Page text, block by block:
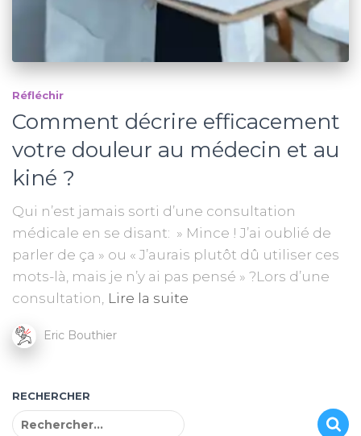
Réfléchir
Comment décrire efficacement
votre douleur au médecin et au
kiné ?
Qui n’est jamais sorti d’une consultation
médicale en se disant: » Mince ! J’ai oublié de
parler de ça » ou « J’aurais plutôt dû utiliser ces
mots-là, mais je n’y ai pas pensé » ?Lors d’une
consultation, Lire la suite
Eric Bouthier
RECHERCHER
R